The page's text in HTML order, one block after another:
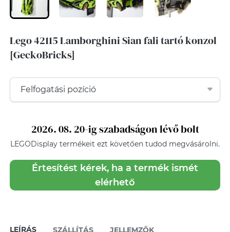
Lego 42115 Lamborghini Sian fali tartó konzol
[GeckoBricks]
2026. 08. 20-ig szabadságon lévő bolt
LEGODisplay termékeit ezt követően tudod megvásárolni.
Értesítést kérek, ha a termék ismét
elérhető
LEÍRÁS SZÁLLÍTÁS JELLEMZŐK